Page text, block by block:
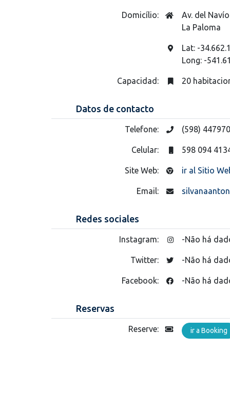
Domicílio:
Av. del
La Paloma
Lat: -
Long: -
Capacidad: 20
Datos de contacto
Telefone: (598)
Celular: 598 094
Site Web: ir al Sitio
Email:
Redes sociales
Instagram: -Não há
Twitter: -Não há
Facebook: -Não há
Reservas
Reserve: ir a Booking